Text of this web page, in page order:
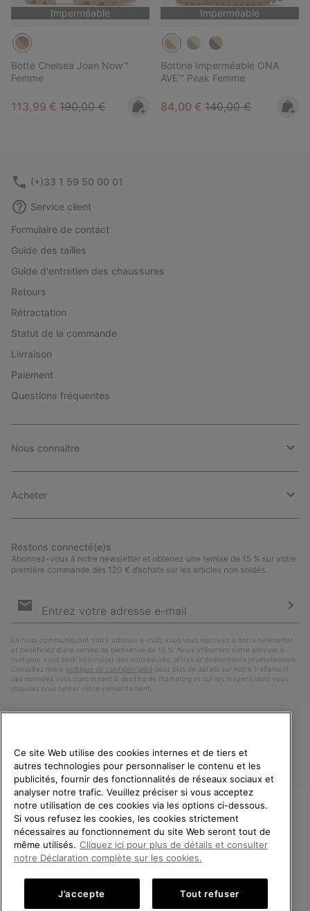
Imperméable
Botte Chelsea Joan Now™
Femme
Sale price:
113,99 € Regular price:
190,00 €
Imperméable
Bottine Imperméable ONA
AVE™ Peak Femme
Sale price:
84,00 € Regular price:
140,00 €
(+)33 1 59 50 00 01
Service client
Formulaire de contact
Guide des tailles
Guide d'entretien des chaussures
Retours
Rétractation
Statut de la commande
Livraison
Paiement
Questions fréquentes
Nous connaitre
Acheter
Restons connecté(e)s
Abonnez-vous à notre newsletter et obtenez une remise de 15 % sur votre
première commande dès 120 € d’achats sur les articles non soldés.
par
En nous communiquant votre adresse e-mail, vous vous inscrivez à notre newsletter
et bénéficiez d’une remise de bienvenue de 15 %. Nous utiliserons votre adresse e-
mail pour vous tenir informé(e) des nouveautés, offres et événements promotionnels.
Consultez notre politique de confidentialité pour plus de détails sur notre traitement
des données vous concernant à des fins de marketing et sur les moyens dont vous
disposez pour retirer votre consentement.
France
©2026 SOREL. Tous droits réservés.
Politique De Confidentialite
Conditions Générales de Vente Garanties Légales
BIENVENUE CHEZ SOREL.
VEUILLEZ SÉLECTIONNER
VOTRE PAYS DE LIVRAISON.
Achats en ligne disponibles
Ce site Web utilise des cookies internes et de tiers et
autres technologies pour personnaliser le contenu et les
publicités, fournir des fonctionnalités de réseaux sociaux et
analyser notre trafic. Veuillez préciser si vous acceptez
notre utilisation de ces cookies via les options ci-dessous.
Si vous refusez les cookies, les cookies strictement
nécessaires au fonctionnement du site Web seront tout de
même utilisés. Cliquez ici pour plus de détails et consulter
notre Déclaration complète sur les cookies.
J’accepte Tout refuser